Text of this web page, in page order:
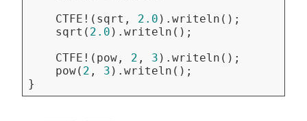
CTFE !( sqrt , 2.0 ). writeln ();
sqrt ( 2.0 ). writeln ();
CTFE !( pow , 2 , 3 ). writeln ();
pow( 2 , 3 ). writeln ();
}